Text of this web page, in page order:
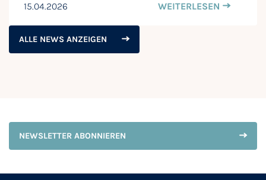
15.04.2026
WEITERLESEN
ALLE NEWS ANZEIGEN
NEWSLETTER ABONNIEREN